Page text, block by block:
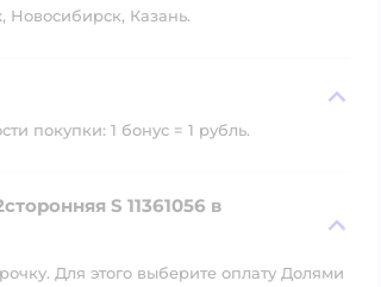
Казань.
покупки: 1 бонус = 1 рубль.
S 11361056 в
Для этого выберите оплату Долями